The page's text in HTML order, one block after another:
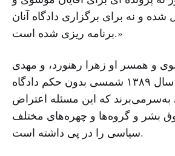
و نه برای برگزاری دادگاه آنان
برنامه ریزی شده است.»
و همسر او زهرا رهنورد، و مهدی
کروبی از زمستان سال ۱۳۸۹ شمسی بدون حکم دادگاه
که این مسئله اعتراض
بشر و گروه‌ها و چهره‌های مختلف
سیاسی را در پی داشته است.